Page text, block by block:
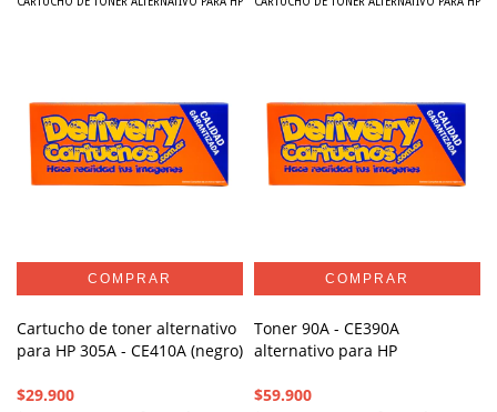
Cartucho de toner alternativo
para HP 305A - CE410A (negro)
$29.900
Toner 90A - CE390A
alternativo para HP
$59.900